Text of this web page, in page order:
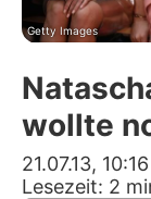
Getty Images
wollte
21.07.13, 10:16
Lesezeit: 2